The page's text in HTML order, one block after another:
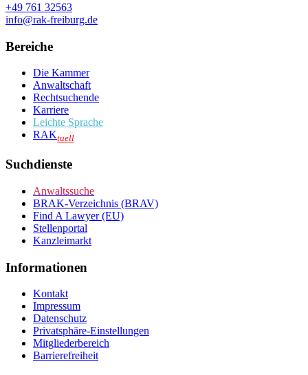
+49 761 32563
info@rak-freiburg.de
Bereiche
Die Kammer
Anwaltschaft
Rechtsuchende
Karriere
Leichte Sprache
RAKtuell
Suchdienste
Anwaltssuche
BRAK-Verzeichnis (BRAV)
Find A Lawyer (EU)
Stellenportal
Kanzleimarkt
Informationen
Kontakt
Impressum
Datenschutz
Privatsphäre-Einstellungen
Mitgliederbereich
Barrierefreiheit